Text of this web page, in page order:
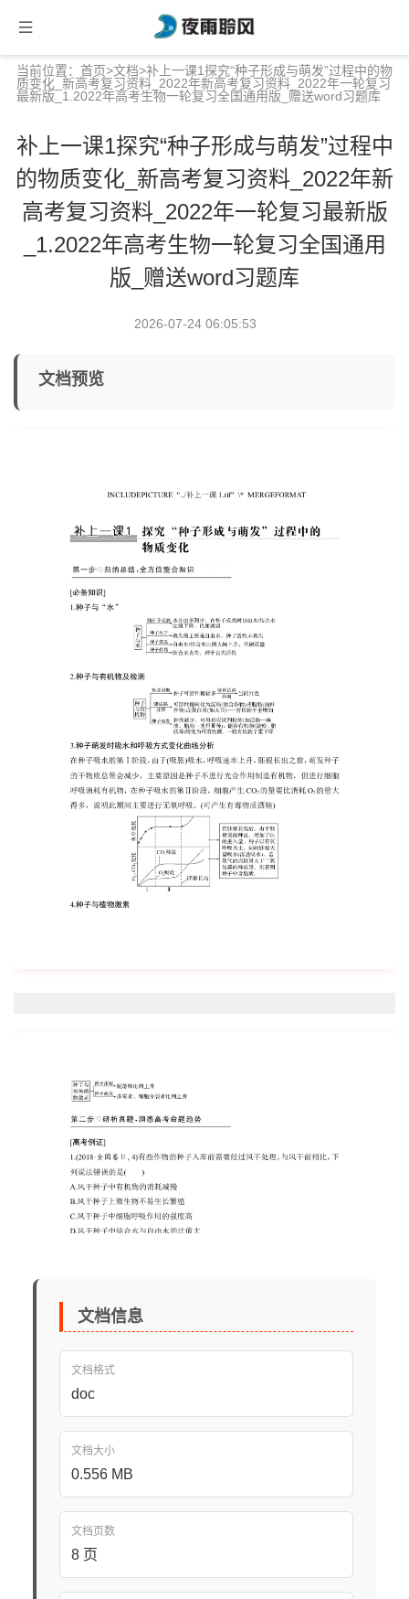
当前位置： 首页>文档>补上一课1探究“种子形成与萌发”过程中的物
质变化_新高考复习资料_2022年新高考复习资料_2022年一轮复习
最新版_1.2022年高考生物一轮复习全国通用版_赠送word习题库
补上一课1探究“种子形成与萌发”过程中
的物质变化_新高考复习资料_2022年新
高考复习资料_2022年一轮复习最新版
_1.2022年高考生物一轮复习全国通用
版_赠送word习题库
2026-07-24 06:05:53
文档预览
文档信息
文档格式
doc
文档大小
0.556 MB
文档页数
8 页